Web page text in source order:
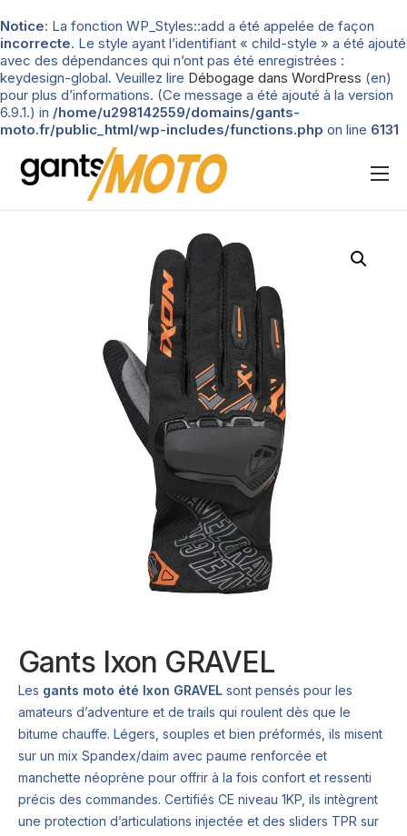
Notice: La fonction WP_Styles::add a été appelée de façon
incorrecte. Le style ayant l’identifiant « child-style » a été ajouté
avec des dépendances qui n’ont pas été enregistrées :
keydesign-global. Veuillez lire Débogage dans WordPress (en)
pour plus d’informations. (Ce message a été ajouté à la version
6.9.1.) in /home/u298142559/domains/gants-
moto.fr/public_html/wp-includes/functions.php on line 6131
Nos tests
Gants Ixon GRAVEL
Les gants moto été Ixon GRAVEL sont pensés pour les
amateurs d’adventure et de trails qui roulent dès que le
bitume chauffe. Légers, souples et bien préformés, ils misent
sur un mix Spandex/daim avec paume renforcée et
manchette néoprène pour offrir à la fois confort et ressenti
précis des commandes. Certifiés CE niveau 1KP, ils intègrent
une protection d’articulations injectée et des sliders TPR sur